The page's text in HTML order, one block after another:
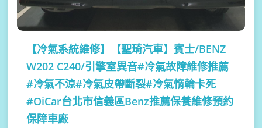
【冷氣系統維修】
【聖琦汽車】賓士/BENZ
W202 C240/引擎室異音#冷氣故障維修推薦
#冷氣不涼#冷氣皮帶斷裂#冷氣惰輪卡死
#OiCar台北市信義區Benz推薦保養維修預約
保障車廠